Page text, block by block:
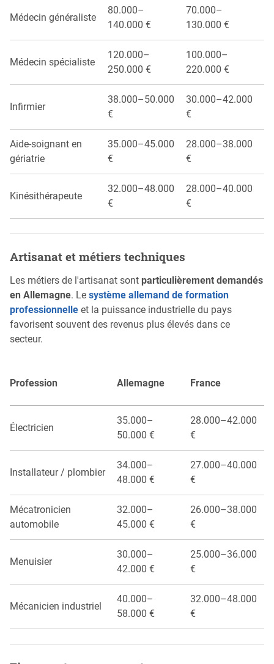
Médecin généraliste
80.000–
140.000 €
70.000–
130.000 €
Médecin spécialiste
120.000–
250.000 €
100.000–
220.000 €
Infirmier
38.000–50.000
€
30.000–42.000
€
Aide-soignant en
gériatrie
35.000–45.000
€
28.000–38.000
€
Kinésithérapeute
32.000–48.000
€
28.000–40.000
€
Artisanat et métiers techniques
Les métiers de l'artisanat sont particulièrement demandés
en Allemagne. Le système allemand de formation
professionnelle et la puissance industrielle du pays
favorisent souvent des revenus plus élevés dans ce
secteur.
Profession Allemagne France
Électricien
35.000–
50.000 €
28.000–42.000
€
Installateur / plombier
34.000–
48.000 €
27.000–40.000
€
Mécatronicien
automobile
32.000–
45.000 €
26.000–38.000
€
Menuisier
30.000–
42.000 €
25.000–36.000
€
Mécanicien industriel
40.000–
58.000 €
32.000–48.000
€